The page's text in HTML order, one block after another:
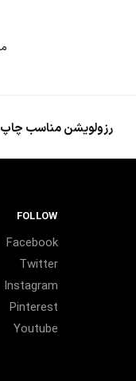
رزولویشن مناسب چاپ 300 dpi
FOLLOW
Facebook
Twitter
Instagram
Pinterest
Youtube